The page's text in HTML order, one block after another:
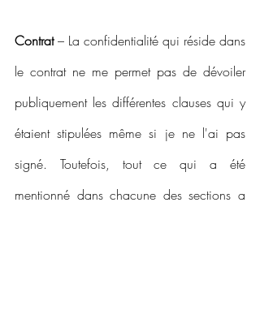
Contrat – La confidentialité qui réside dans
le contrat ne me permet pas de dévoiler
publiquement les différentes clauses qui y
étaient stipulées même si je ne l'ai pas
signé. Toutefois, tout ce qui a été
mentionné dans chacune des sections a